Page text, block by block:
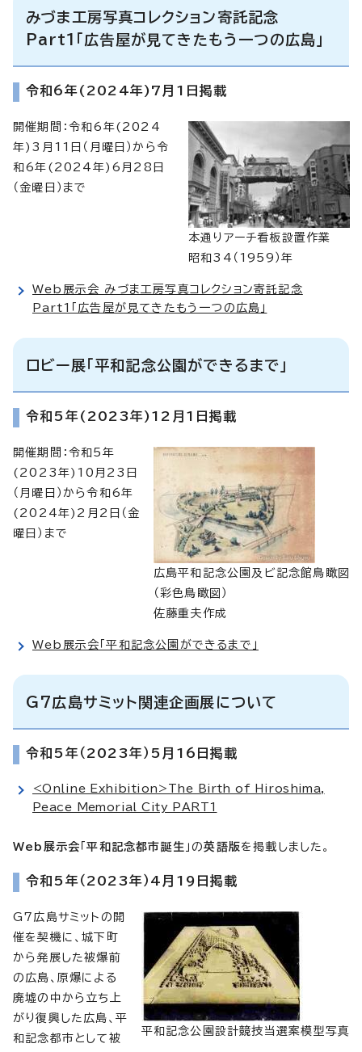
みづま工房写真コレクション寄託記念
Part1「広告屋が見てきたもう一つの広島」
令和6年(2024年)7月1日掲載
本通りアーチ看板設置作業
昭和34（1959）年
開催期間：令和6年(2024
年)3月11日（月曜日）から令
和6年(2024年)6月28日
（金曜日）まで
Web展示会 みづま工房写真コレクション寄託記念
Part1「広告屋が見てきたもう一つの広島」
ロビー展「平和記念公園ができるまで」
令和5年(2023年)12月1日掲載
広島平和記念公園及ビ記念館鳥瞰図
（彩色鳥瞰図）
佐藤重夫作成
開催期間：令和5年
(2023年)10月23日
（月曜日）から令和6年
(2024年)2月2日（金
曜日）まで
Web展示会「平和記念公園ができるまで」
G7広島サミット関連企画展について
令和5年（2023年）5月16日掲載
<Online Exhibition>The Birth of Hiroshima,
Peace Memorial City PART1
Web展示会 「平和記念都市誕生 」の英語版を掲載しました。
令和5年（2023年）4月19日掲載
平和記念公園設計競技当選案模型写真
G7広島サミットの開
催を契機に、城下町
から発展した被爆前
の広島、原爆による
廃墟の中から立ち上
がり復興した広島、平
和記念都市として被